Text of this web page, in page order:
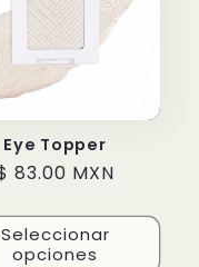
Eye Topper
83.00 MXN
Seleccionar
opciones